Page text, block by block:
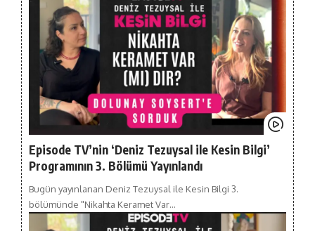
Episode TV’nin ‘Deniz Tezuysal ile Kesin Bilgi’
Programının 3. Bölümü Yayınlandı
Bugün yayınlanan Deniz Tezuysal ile Kesin Bilgi 3.
bölümünde "Nikahta Keramet Var…